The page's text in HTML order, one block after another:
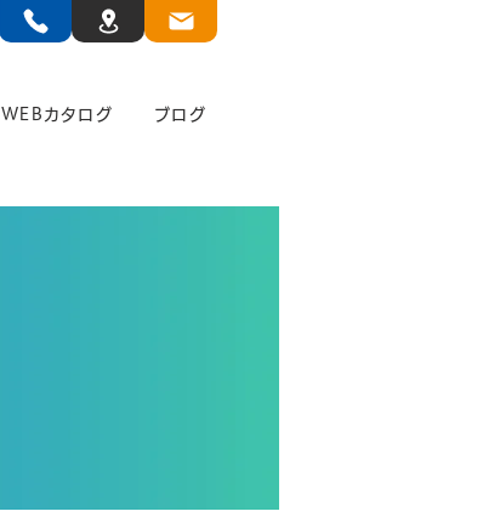
WEBカタログ ブログ